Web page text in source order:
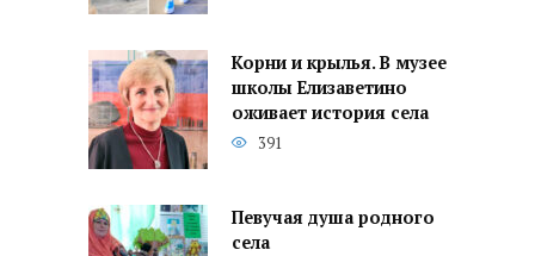
Корни и крылья. В музее
школы Елизаветино
оживает история села
391
Певучая душа родного
села